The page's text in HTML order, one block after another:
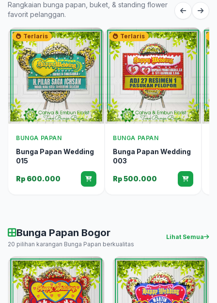
Rangkaian bunga papan, buket, & standing flower
favorit pelanggan.
Terlaris
BUNGA PAPAN
Bunga Papan Wedding
015
Rp 600.000
Terlaris
BUNGA PAPAN
Bunga Papan Wedding
003
Rp 500.000
Bunga Papan Bogor
20 pilihan karangan Bunga Papan berkualitas
Lihat Semua